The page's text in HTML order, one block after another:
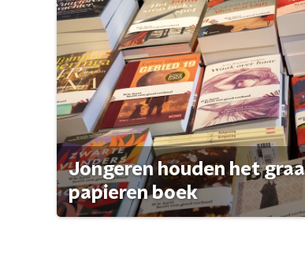
Jongeren houden het
papieren boek